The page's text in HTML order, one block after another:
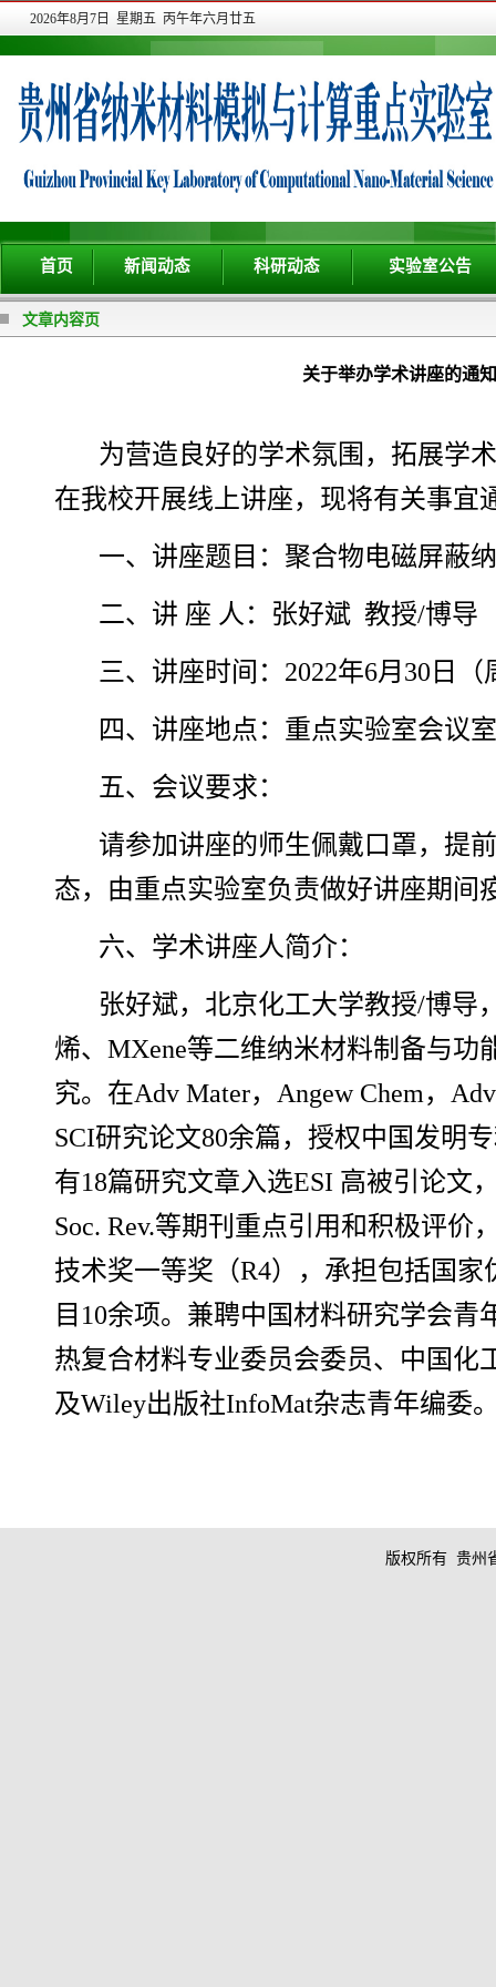
2026年8月7日 星期五 丙午年六月廿五
首页 新闻动态 科研动态 实验室公告
文章内容页
关于举办学术讲座的通
为营造良好的学术氛围，拓展学
在我校开展线上讲座，现将有关事宜
一、讲座题目： 聚合物电磁屏蔽
二、讲 座 人： 张好斌 教授/博导
三、讲座时间： 2022年6月30日（
四、讲座地点： 重点实验室会议
五、会议要求：
请参加讲座的师生佩戴口罩，提
态，由重点实验室负责做好讲座期间
六、学术讲座人简介：
张好斌，北京化工大学教授/博导
烯、MXene等二维纳米材料制备与
究。在Adv Mater，Angew Chem，
SCI研究论文80余篇，授权中国发明
有18篇研究文章入选ESI 高被引论文
Soc. Rev.等期刊重点引用和积极评
技术奖一等奖（R4），承担包括国
目10余项。兼聘中国材料研究学会
热复合材料专业委员会委员、中国化
及Wiley出版社InfoMat杂志青年编委
版权所有 贵州